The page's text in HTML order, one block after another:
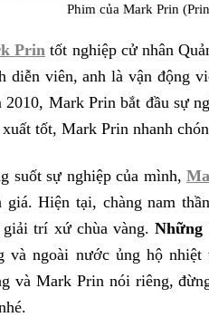
Phim của Mark Prin
Prin tốt nghiệp cử nhân
diễn viên, anh là vận động
2010, Mark Prin bắt đầu sự
tốt, Mark Prin nhanh
suốt sự nghiệp của mình,
giá. Hiện tại, chàng nam
giải trí xứ chùa vàng.Những
và ngoài nước ủng hộ
và Mark Prin nói riêng,